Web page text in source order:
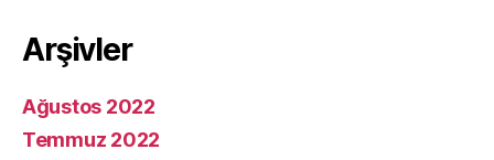
Arşivler
Ağustos 2022
Temmuz 2022